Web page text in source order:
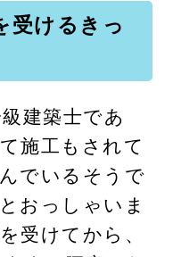
受けるきっ
建築士であ
施工もされて
でいるそうで
おっしゃいま
受けてから、